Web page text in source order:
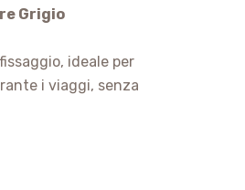
Grigio
ideale per
i viaggi, senza